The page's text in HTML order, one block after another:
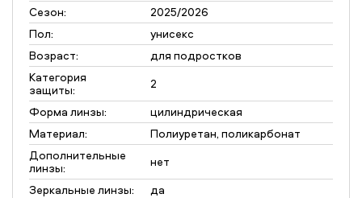
Сезон:
2025/2026
Пол:
унисекс
Возраст:
для подростков
Категория
защиты:
2
Форма линзы:
цилиндрическая
Материал:
Полиуретан, поликарбонат
Дополнительные
линзы:
нет
Зеркальные линзы:
да